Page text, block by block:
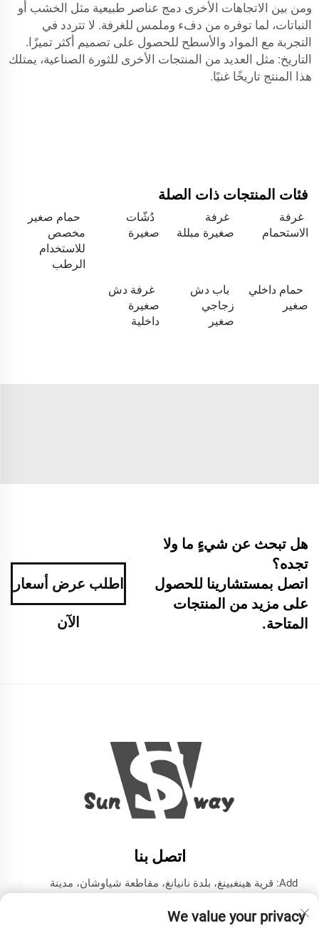
ومن بين الاتجاهات الأخرى دمج عناصر طبيعية مثل الخشب أو
النباتات، لما توفره من دفء وملمس للغرفة. لا تتردد في
التجربة مع المواد والأسطح للحصول على تصميم أكثر تميزًا.
التاريخ: مثل العديد من المنتجات الأخرى للثورة الصناعية، يمتلك
هذا المنتج تاريخًا غنيًا.
فئات المنتجات ذات الصلة
غرفة
الاستحمام
غرفة
صغيرة مبللة
دُشّات
صغيرة
حمام صغير
مخصص
للاستخدام
الرطب
حمام داخلي
صغير
باب دش
زجاجي
صغير
غرفة دش
صغيرة
داخلية
هل تبحث عن شيءٍ ما ولا
تجده؟
اتصل بمستشارينا للحصول
على مزيد من المنتجات
المتاحة.
اطلب عرض أسعار
الآن
اتصل بنا
Add: قرية هينغبينغ، بلدة نانيانغ، مقاطعة شياوشان، مدينة
هاتف: +86-13606543282
We value your privacy